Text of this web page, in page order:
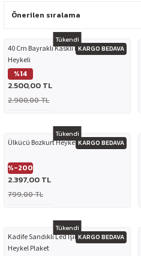
Tükendi
KARGO BEDAVA
40 Cm Bayraklı Kasklı Komando
Heykeli
%14
2.500,00 TL
2.900,00 TL
Tükendi
KARGO BEDAVA
Ülkücü Bozkurt Heykeli 18 cm
%-200
2.397,00 TL
799,00 TL
Tükendi
KARGO BEDAVA
Kadife Sandıklı Led Işıklı Komando
Heykel Plaket